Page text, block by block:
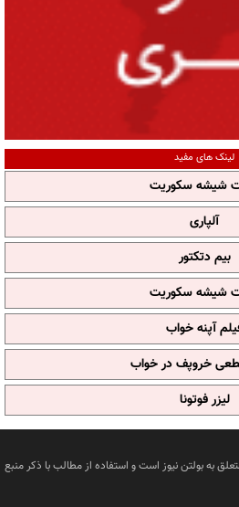
لینک های مفید
شیشه سکوریت
آلپاری
بیم دتکتور
شیشه سکوریت
آپنه خواب
خروپف در خواب
لیزر فوتونا
به بولتن نیوز است و استفاده از مطالب با ذکر منبع